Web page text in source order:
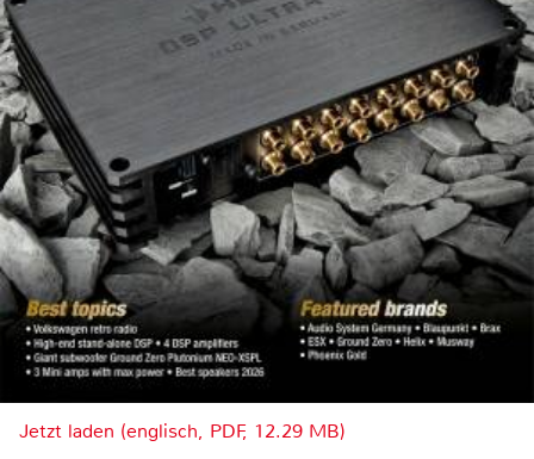
Jetzt laden (englisch, PDF, 12.29 MB)